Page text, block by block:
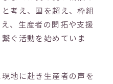
考え、国を超え、枠組
、生産者の開拓や支援
ぐ活動を始めていま
地に赴き生産者の声を